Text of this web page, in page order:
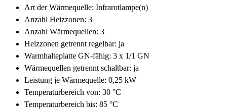
Art der Wärmequelle: Infrarotlampe(n)
Anzahl Heizzonen: 3
Anzahl Wärmequellen: 3
Heizzonen getrennt regelbar: ja
Warmhalteplatte GN-fähig: 3 x 1/1 GN
Wärmequellen getrennt schaltbar: ja
Leistung je Wärmequelle: 0,25 kW
Temperaturbereich von: 30 °C
Temperaturbereich bis: 85 °C